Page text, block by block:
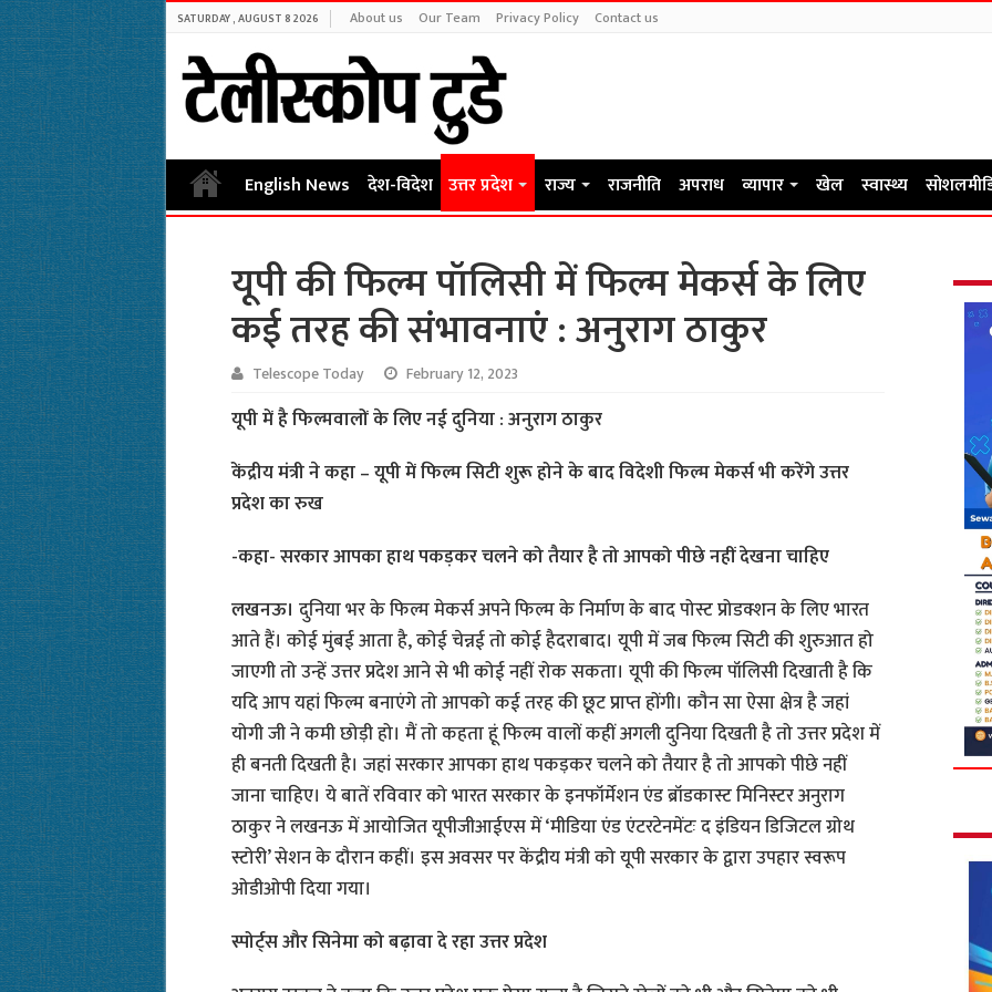
SATURDAY , AUGUST 8 2026 About us Our Team Privacy Policy Contact us
English News देश-विदेश उत्तर प्रदेश राज्य राजनीति अपराध व्यापार खेल स्वास्थ्य
यूपी की फिल्म पॉलिसी में फिल्म मेकर्स के लिए
कई तरह की संभावनाएं : अनुराग ठाकुर
Telescope Today February 12, 2023
यूपी में है फिल्मवालों के लिए नई दुनिया : अनुराग ठाकुर
केंद्रीय मंत्री ने कहा – यूपी में फिल्म सिटी शुरू होने के बाद विदेशी फिल्म मेकर्स भी करेंगे उत्तर
प्रदेश का रुख
-कहा- सरकार आपका हाथ पकड़कर चलने को तैयार है तो आपको पीछे नहीं देखना चाहिए
लखनऊ। दुनिया भर के फिल्म मेकर्स अपने फिल्म के निर्माण के बाद पोस्ट प्रोडक्शन के लिए भारत
आते हैं। कोई मुंबई आता है, कोई चेन्नई तो कोई हैदराबाद। यूपी में जब फिल्म सिटी की शुरुआत हो
जाएगी तो उन्हें उत्तर प्रदेश आने से भी कोई नहीं रोक सकता। यूपी की फिल्म पॉलिसी दिखाती है कि
यदि आप यहां फिल्म बनाएंगे तो आपको कई तरह की छूट प्राप्त होंगी। कौन सा ऐसा क्षेत्र है जहां
योगी जी ने कमी छोड़ी हो। मैं तो कहता हूं फिल्म वालों कहीं अगली दुनिया दिखती है तो उत्तर प्रदेश में
ही बनती दिखती है। जहां सरकार आपका हाथ पकड़कर चलने को तैयार है तो आपको पीछे नहीं
जाना चाहिए। ये बातें रविवार को भारत सरकार के इनफॉर्मेशन एंड ब्रॉडकास्ट मिनिस्टर अनुराग
ठाकुर ने लखनऊ में आयोजित यूपीजीआईएस में ‘मीडिया एंड एंटरटेनमेंटः द इंडियन डिजिटल ग्रोथ
स्टोरी’ सेशन के दौरान कहीं। इस अवसर पर केंद्रीय मंत्री को यूपी सरकार के द्वारा उपहार स्वरूप
ओडीओपी दिया गया।
स्पोर्ट्स और सिनेमा को बढ़ावा दे रहा उत्तर प्रदेश